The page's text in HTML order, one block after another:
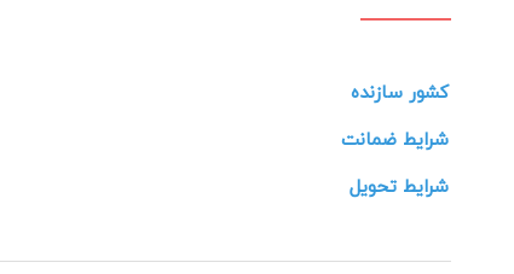
کشور سازنده
شرایط ضمانت
شرایط تحویل